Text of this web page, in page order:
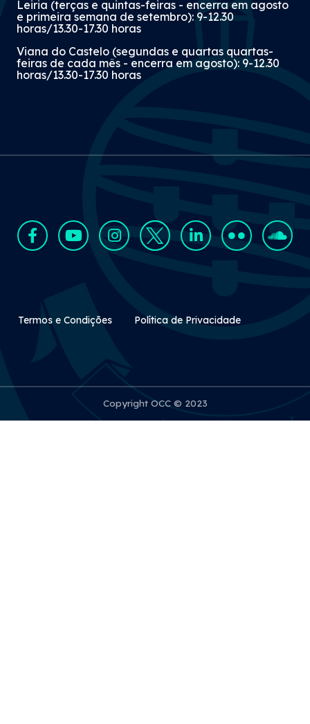
Leiria (terças e quintas-feiras - encerra em agosto
e primeira semana de setembro): 9-12.30
horas/13.30-17.30 horas
Viana do Castelo (segundas e quartas quartas-
feiras de cada mês - encerra em agosto): 9-12.30
horas/13.30-17.30 horas
Rodapé Secundário
Termos e Condições Política de Privacidade
Copyright OCC © 2023